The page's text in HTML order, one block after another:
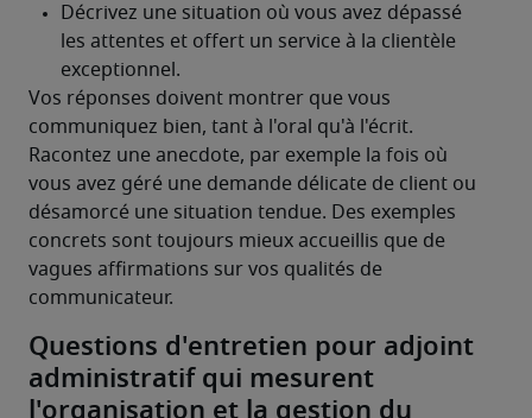
Vos réponses doivent montrer que vous
communiquez bien, tant à l'oral qu'à l'écrit.
Racontez une anecdote, par exemple la fois où
vous avez géré une demande délicate de client ou
désamorcé une situation tendue. Des exemples
concrets sont toujours mieux accueillis que de
vagues affirmations sur vos qualités de
communicateur.
Questions d'entretien pour adjoint
administratif qui mesurent
l'organisation et la gestion du